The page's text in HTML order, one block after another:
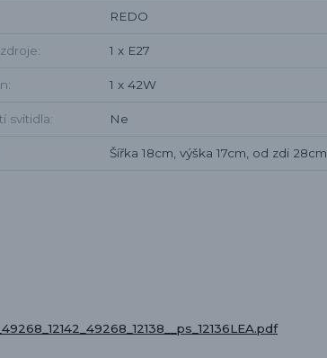
REDO
1 x E27
1 x 42W
svítidla Ne
Šířka 18cm, výška 17cm, od zdi 28cm